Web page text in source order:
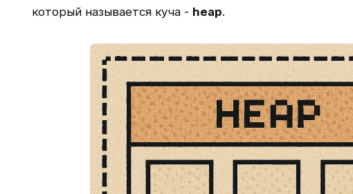
который называется куча - heap.